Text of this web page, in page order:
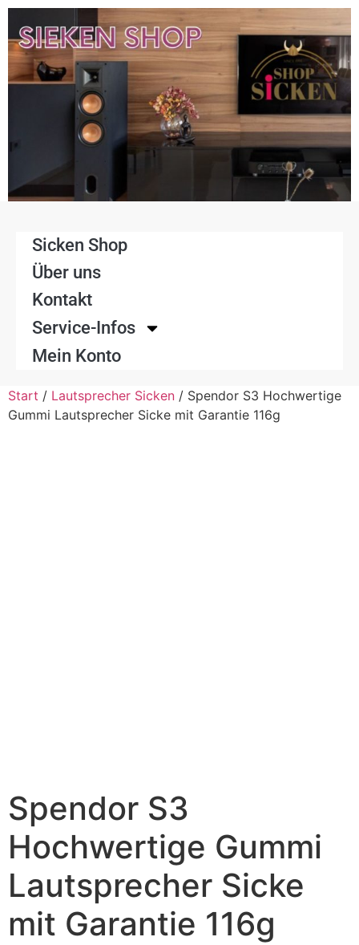
Sicken Shop
Über uns
Kontakt
Service-Infos
Mein Konto
Start / Lautsprecher Sicken / Spendor S3 Hochwertige
Gummi Lautsprecher Sicke mit Garantie 116g
Spendor S3
Hochwertige Gummi
Lautsprecher Sicke
mit Garantie 116g